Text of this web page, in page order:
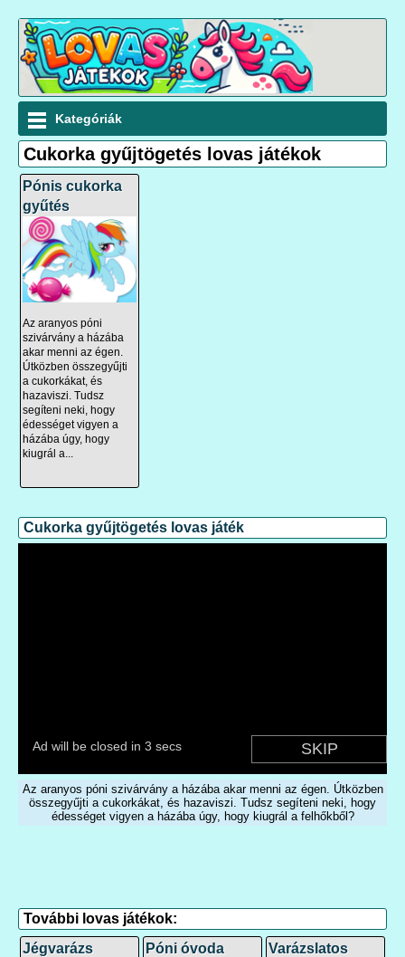
Kategóriák
Cukorka gyűjtögetés lovas játékok
Pónis cukorka
gyűtés
Az aranyos póni
szivárvány a házába
akar menni az égen.
Útközben összegyűjti
a cukorkákat, és
hazaviszi. Tudsz
segíteni neki, hogy
édességet vigyen a
házába úgy, hogy
kiugrál a...
Cukorka gyűjtögetés lovas játék
Az aranyos póni szivárvány a házába akar menni az égen. Útközben
összegyűjti a cukorkákat, és hazaviszi. Tudsz segíteni neki, hogy
édességet vigyen a házába úgy, hogy kiugrál a felhőkből?
További lovas játékok:
Jégvarázs
Póni óvoda
Varázslatos